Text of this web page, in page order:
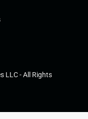
LLC - All Rights